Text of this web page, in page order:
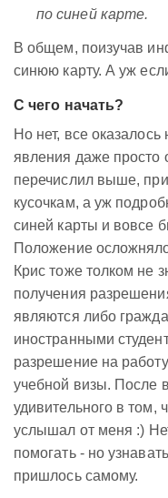
по синей карте.
В общем, поизучав
синюю карту. А уж
С чего начать?
Но нет, все
явления даже
перечислил выше,
кусочкам, а уж
синей карты и вовсе
Положение
Крис тоже толком не
получения
являются либо
иностранными
разрешение на
учебной визы. После
удивительного в том,
услышал от меня :)
помогать - но
пришлось самому.